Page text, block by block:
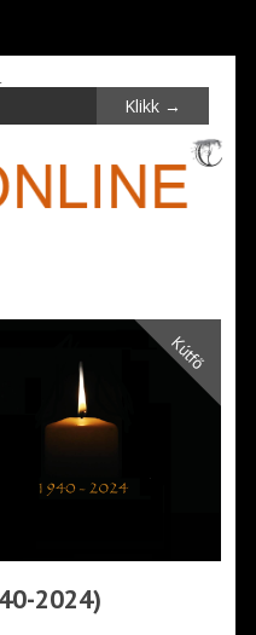
Kútfő
2024)